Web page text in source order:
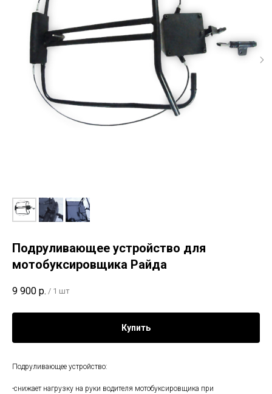
Подруливающее устройство для
мотобуксировщика Райда
9 900 р. / 1 шт
Купить
Подруливающее устройство:
-снижает нагрузку на руки водителя мотобуксировщика при